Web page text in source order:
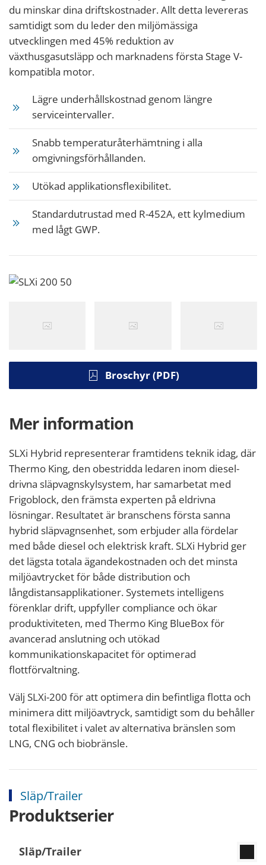
du minskar dina driftskostnader. Allt detta levereras
samtidigt som du leder den miljömässiga
utvecklingen med 45% reduktion av
växthusgasutsläpp och marknadens första Stage V-
kompatibla motor.
Lägre underhållskostnad genom längre
serviceintervaller.
Snabb temperaturåterhämtning i alla
omgivningsförhållanden.
Utökad applikationsflexibilitet.
Standardutrustad med R-452A, ett kylmedium
med lågt GWP.
Broschyr (PDF)
Mer information
SLXi Hybrid representerar framtidens teknik idag, där
Thermo King, den obestridda ledaren inom diesel-
drivna släpvagnskylsystem, har samarbetat med
Frigoblock, den främsta experten på eldrivna
lösningar. Resultatet är branschens första sanna
hybrid släpvagnsenhet, som erbjuder alla fördelar
med både diesel och elektrisk kraft. SLXi Hybrid ger
det lägsta totala ägandekostnaden och det minsta
miljöavtrycket för både distribution och
långdistansapplikationer. Systemets intelligens
förenklar drift, uppfyller compliance och ökar
produktiviteten, med Thermo King BlueBox för
avancerad anslutning och utökad
kommunikationskapacitet för optimerad
flottförvaltning.
Välj SLXi-200 för att optimera din befintliga flotta och
minimera ditt miljöavtryck, samtidigt som du behåller
total flexibilitet i valet av alternativa bränslen som
LNG, CNG och biobränsle.
Släp/Trailer
Produktserier
Släp/Trailer